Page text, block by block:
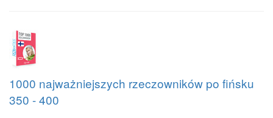
1000 najważniejszych rzeczowników po fińsku
350 - 400